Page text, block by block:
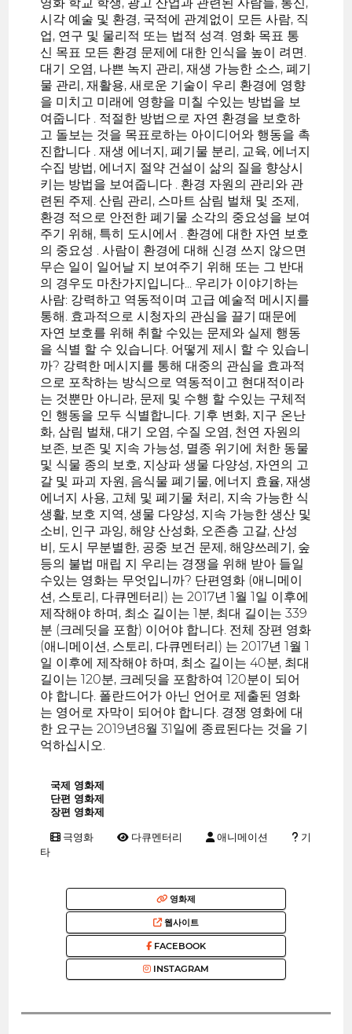
영화 학교 학생, 광고 산업과 관련된 사람들, 통신,
시각 예술 및 환경, 국적에 관계없이 모든 사람, 직
업, 연구 및 물리적 또는 법적 성격. 영화 목표 통
신 목표 모든 환경 문제에 대한 인식을 높이 려면.
대기 오염, 나쁜 녹지 관리, 재생 가능한 소스, 폐기
물 관리, 재활용, 새로운 기술이 우리 환경에 영향
을 미치고 미래에 영향을 미칠 수있는 방법을 보
여줍니다 . 적절한 방법으로 자연 환경을 보호하
고 돌보는 것을 목표로하는 아이디어와 행동을 촉
진합니다 . 재생 에너지, 폐기물 분리, 교육, 에너지
수집 방법, 에너지 절약 건설이 삶의 질을 향상시
키는 방법을 보여줍니다 . 환경 자원의 관리와 관
련된 주제. 산림 관리, 스마트 삼림 벌채 및 조제,
환경 적으로 안전한 폐기물 소각의 중요성을 보여
주기 위해, 특히 도시에서 . 환경에 대한 자연 보호
의 중요성 . 사람이 환경에 대해 신경 쓰지 않으면
무슨 일이 일어날 지 보여주기 위해 또는 그 반대
의 경우도 마찬가지입니다... 우리가 이야기하는
사람: 강력하고 역동적이며 고급 예술적 메시지를
통해. 효과적으로 시청자의 관심을 끌기 때문에
자연 보호를 위해 취할 수있는 문제와 실제 행동
을 식별 할 수 있습니다. 어떻게 제시 할 수 있습니
까? 강력한 메시지를 통해 대중의 관심을 효과적
으로 포착하는 방식으로 역동적이고 현대적이라
는 것뿐만 아니라, 문제 및 수행 할 수있는 구체적
인 행동을 모두 식별합니다. 기후 변화, 지구 온난
화, 삼림 벌채, 대기 오염, 수질 오염, 천연 자원의
보존, 보존 및 지속 가능성, 멸종 위기에 처한 동물
및 식물 종의 보호, 지상파 생물 다양성, 자연의 고
갈 및 파괴 자원, 음식물 폐기물, 에너지 효율, 재생
에너지 사용, 고체 및 폐기물 처리, 지속 가능한 식
생활, 보호 지역, 생물 다양성, 지속 가능한 생산 및
소비, 인구 과잉, 해양 산성화, 오존층 고갈, 산성
비, 도시 무분별한, 공중 보건 문제, 해양쓰레기, 숲
등의 불법 매립 지 우리는 경쟁을 위해 받아 들일
수있는 영화는 무엇입니까? 단편영화 (애니메이
션, 스토리, 다큐멘터리) 는 2017년 1월 1일 이후에
제작해야 하며, 최소 길이는 1분, 최대 길이는 339
분 (크레딧을 포함) 이어야 합니다. 전체 장편 영화
(애니메이션, 스토리, 다큐멘터리) 는 2017년 1월 1
일 이후에 제작해야 하며, 최소 길이는 40분, 최대
길이는 120분, 크레딧을 포함하여 120분이 되어
야 합니다. 폴란드어가 아닌 언어로 제출된 영화
는 영어로 자막이 되어야 합니다. 경쟁 영화에 대
한 요구는 2019년8월 31일에 종료된다는 것을 기
억하십시오.
국제 영화제
단편 영화제
장편 영화제
극영화 다큐멘터리 애니메이션
기
타
영화제
웹사이트
FACEBOOK
INSTAGRAM